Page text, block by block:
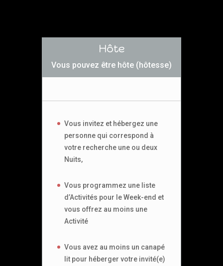
Hôte
Vous pouvez être hôte (hôtesse)
Vous invitez et hébergez une
personne qui correspond à
votre recherche une ou deux
Nuits,
Vous programmez une liste
d’Activités pour le Week-end et
vous offrez au moins une
Activité
Vous avez au moins un canapé
lit pour héberger votre invité(e)